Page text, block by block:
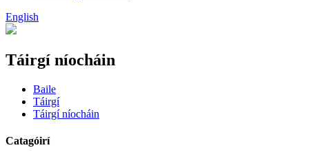
English
Táirgí níocháin
Baile
Táirgí
Táirgí níocháin
Catagóirí